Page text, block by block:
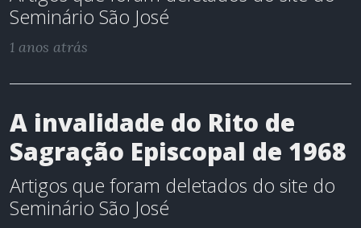
Seminário São José
1 anos atrás
A invalidade do Rito de
Sagração Episcopal de 1968
Artigos que foram deletados do site do
Seminário São José